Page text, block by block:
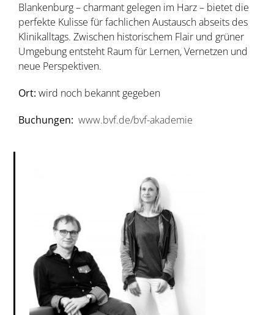
Blankenburg – charmant gelegen im Harz – bietet die
perfekte Kulisse für fachlichen Austausch abseits des
Klinikalltags. Zwischen historischem Flair und grüner
Umgebung entsteht Raum für Lernen, Vernetzen und
neue Perspektiven.
Ort: wird noch bekannt gegeben
Buchungen: www.bvf.de/bvf-akademie